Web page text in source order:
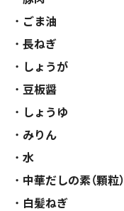
ごま油
長ねぎ
しょうが
豆板醤
しょうゆ
みりん
水
中華だしの素（顆粒）
白髪ねぎ